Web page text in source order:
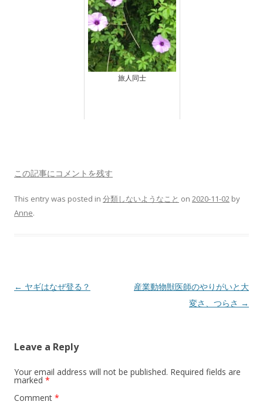
旅人同士
この記事にコメントを残す
This entry was posted in 分類しないようなこと on 2020-11-02 by
Anne.
Post
← ヤギはなぜ登る？
産業動物獣医師のやりがいと大
変さ、つらさ →
Leave a Reply
Your email address will not be published. Required fields are
marked *
Comment *